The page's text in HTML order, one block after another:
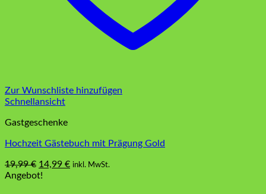
Zur Wunschliste hinzufügen
Schnellansicht
Gastgeschenke
Hochzeit Gästebuch mit Prägung Gold
19,99€ Ursprünglicher
Preis
14,99 €Aktueller
inkl. MwSt.
Angebot!